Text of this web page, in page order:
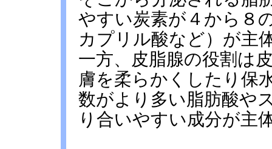
やすい炭素が４から８
カプリル酸など）が主
一方、皮脂腺の役割は
膚を柔らかくしたり保
数がより多い脂肪酸や
り合いやすい成分が主